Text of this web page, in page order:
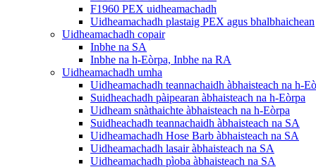
F1960 PEX uidheamachadh
Uidheamachadh plastaig PEX agus bhalbhaichean
Uidheamachadh copair
Inbhe na SA
Inbhe na h-Eòrpa, Inbhe na RA
Uidheamachadh umha
Uidheamachadh teannachaidh àbhaisteach na h-
Suidheachadh pàipearan àbhaisteach na h-Eòrpa
Uidheam snàthaichte àbhaisteach na h-Eòrpa
Suidheachadh teannachaidh àbhaisteach na SA
Uidheamachadh Hose Barb àbhaisteach na SA
Uidheamachadh lasair àbhaisteach na SA
Uidheamachadh pìoba àbhaisteach na SA